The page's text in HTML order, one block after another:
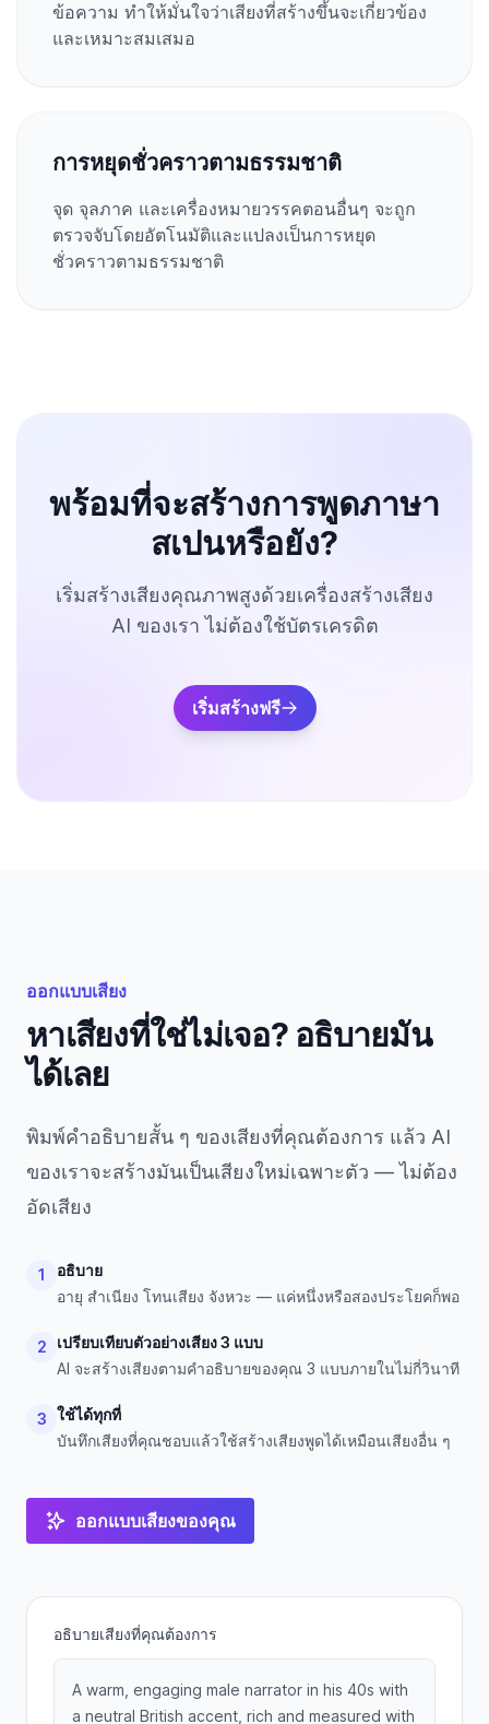
ข้อความ ทำให้มั่นใจว่าเสียงที่สร้างขึ้นจะเกี่ยวข้อง
และเหมาะสมเสมอ
การหยุดชั่วคราวตามธรรมชาติ
จุด จุลภาค และเครื่องหมายวรรคตอนอื่นๆ จะถูก
ตรวจจับโดยอัตโนมัติและแปลงเป็นการหยุด
ชั่วคราวตามธรรมชาติ
พร้อมที่จะสร้างการพูดภาษา
สเปนหรือยัง?
เริ่มสร้างเสียงคุณภาพสูงด้วยเครื่องสร้างเสียง
AI ของเรา ไม่ต้องใช้บัตรเครดิต
เริ่มสร้างฟรี
ออกแบบเสียง
หาเสียงที่ใช่ไม่เจอ? อธิบายมัน
ได้เลย
พิมพ์คำอธิบายสั้น ๆ ของเสียงที่คุณต้องการ แล้ว AI
ของเราจะสร้างมันเป็นเสียงใหม่เฉพาะตัว — ไม่ต้อง
อัดเสียง
1
อธิบาย
อายุ สำเนียง โทนเสียง จังหวะ — แค่หนึ่งหรือสองประโยคก็พอ
2
เปรียบเทียบตัวอย่างเสียง 3 แบบ
AI จะสร้างเสียงตามคำอธิบายของคุณ 3 แบบภายในไม่กี่วินาที
3 ใช้ได้ทุกที่
บันทึกเสียงที่คุณชอบแล้วใช้สร้างเสียงพูดได้เหมือนเสียงอื่น ๆ
ออกแบบเสียงของคุณ
อธิบายเสียงที่คุณต้องการ
A warm, engaging male narrator in his 40s with
a neutral British accent, rich and measured with